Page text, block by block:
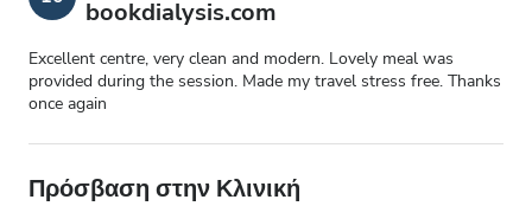
bookdialysis.com
Excellent centre, very clean and modern. Lovely meal was
provided during the session. Made my travel stress free. Thanks
once again
Πρόσβαση στην Κλινική